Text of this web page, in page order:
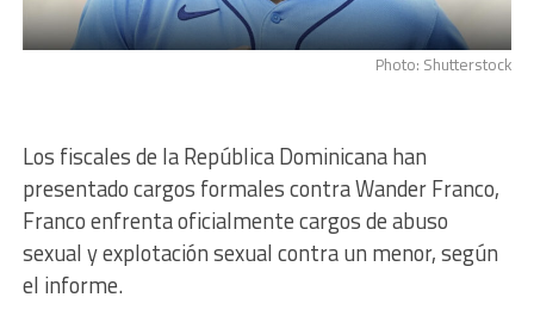
Photo: Shutterstock
Los fiscales de la República Dominicana han
presentado cargos formales contra Wander Franco,
Franco enfrenta oficialmente cargos de abuso
sexual y explotación sexual contra un menor, según
el informe.